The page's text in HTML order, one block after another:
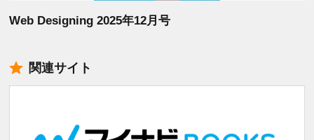
Web Designing 2025年12月号
関連サイト